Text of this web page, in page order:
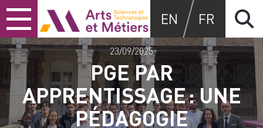
Skip
to
content
Skip
to
main
menu
Skip
to
search
Arts et métiers
EN FR
PGE PAR
APPRENTISSAGE : UNE
PÉDAGOGIE
23/09/2025